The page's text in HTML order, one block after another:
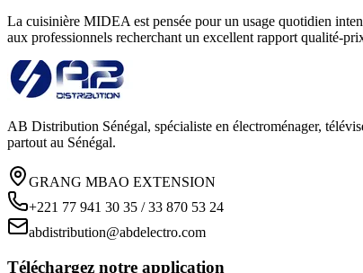
La cuisinière MIDEA est pensée pour un usage quotidien
aux professionnels recherchant un excellent rapport qualité-
AB Distribution Sénégal, spécialiste en électroménager,
partout au Sénégal.
GRANG MBAO EXTENSION
+221 77 941 30 35 / 33 870 53 24
abdistribution@abdelectro.com
Téléchargez notre application